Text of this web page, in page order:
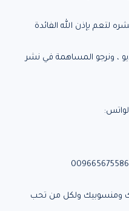
لتعم بإذن الله الفائدة
، ونرجو المساهمة في نشر
ومنسوبيك ولكل من تحب